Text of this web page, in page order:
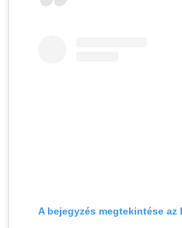
A bejegyzés megtekintése az